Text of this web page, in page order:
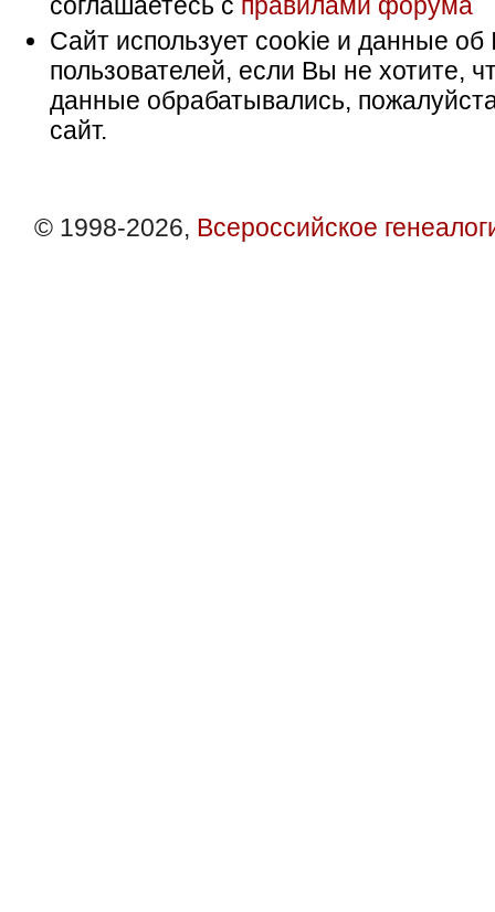
Сайт использует cookie и данные об
пользователей, если Вы не хотите,
данные обрабатывались,
сайт.
© 1998-2026, Всероссийское